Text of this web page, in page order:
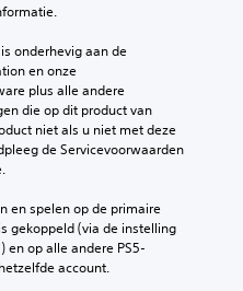
onderhevig aan de
en onze
plus alle andere
die op dit product van
niet als u niet met deze
de Servicevoorwaarden
en spelen op de primaire
gekoppeld (via de instelling
en op alle andere PS5-
account.